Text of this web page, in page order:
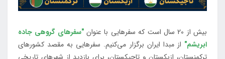
بیش از 20 سال است که سفرهایی با عنوان
"سفرهای گروهی جاده
ابریشم" از مبدا ایران برگزار می‌کنیم. سفرهایی به مقصد کشورهای